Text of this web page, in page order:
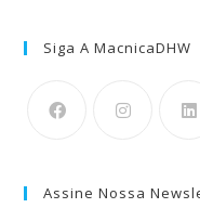
Siga A MacnicaDHW
Assine Nossa